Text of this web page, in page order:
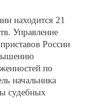
находится 21
Управление
России
по
начальника
судебных